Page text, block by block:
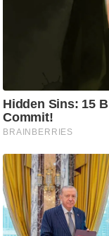
न
स्थ
ल
फि
ट
ने
स
मं